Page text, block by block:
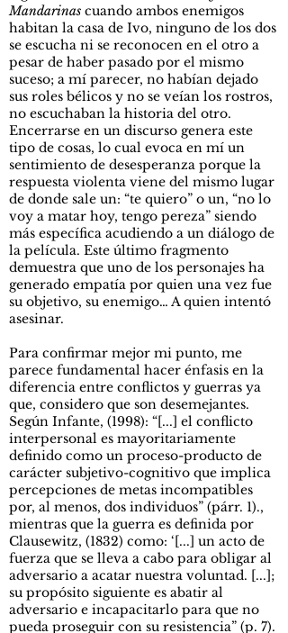
Mandarinas cuando ambos enemigos
habitan la casa de Ivo, ninguno de los dos
se escucha ni se reconocen en el otro a
pesar de haber pasado por el mismo
suceso; a mí parecer, no habían dejado
sus roles bélicos y no se veían los rostros,
no escuchaban la historia del otro.
Encerrarse en un discurso genera este
tipo de cosas, lo cual evoca en mí un
sentimiento de desesperanza porque la
respuesta violenta viene del mismo lugar
de donde sale un: “te quiero” o un, “no lo
voy a matar hoy, tengo pereza” siendo
más específica acudiendo a un diálogo de
la película. Este último fragmento
demuestra que uno de los personajes ha
generado empatía por quien una vez fue
su objetivo, su enemigo… A quien intentó
asesinar.
Para confirmar mejor mi punto, me
parece fundamental hacer énfasis en la
diferencia entre conflictos y guerras ya
que, considero que son desemejantes.
Según Infante, (1998): “[...] el conflicto
interpersonal es mayoritariamente
definido como un proceso-producto de
carácter subjetivo-cognitivo que implica
percepciones de metas incompatibles
por, al menos, dos individuos” (párr. 1).,
mientras que la guerra es definida por
Clausewitz, (1832) como: ‘[...] un acto de
fuerza que se lleva a cabo para obligar al
adversario a acatar nuestra voluntad. [...];
su propósito siguiente es abatir al
adversario e incapacitarlo para que no
pueda proseguir con su resistencia” (p. 7).